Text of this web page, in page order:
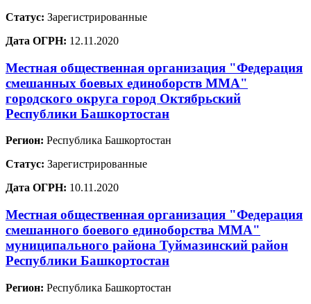
Статус: Зарегистрированные
Дата ОГРН: 12.11.2020
Местная общественная организация "Федерация
смешанных боевых единоборств ММА"
городского округа город Октябрьский
Республики Башкортостан
Регион: Республика Башкортостан
Статус: Зарегистрированные
Дата ОГРН: 10.11.2020
Местная общественная организация "Федерация
смешанного боевого единоборства ММА"
муниципального района Туймазинский район
Республики Башкортостан
Регион: Республика Башкортостан